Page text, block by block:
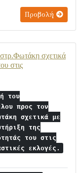
Προβολή
σχετικά
στις
του
προς τον
σχετικά με
της
του στις
εκλογές.